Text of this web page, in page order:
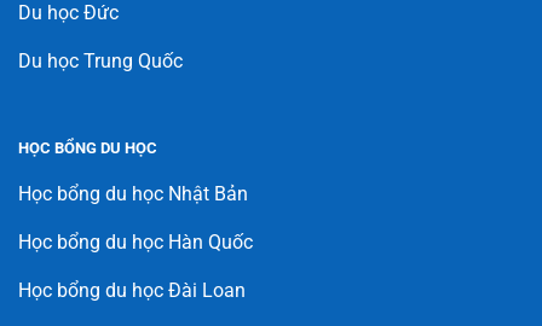
Du học Đức
Du học Trung Quốc
HỌC BỔNG DU HỌC
Học bổng du học Nhật Bản
Học bổng du học Hàn Quốc
Học bổng du học Đài Loan